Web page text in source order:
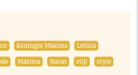
koningin Máxima
Letizia
Máxima Natan stijl style